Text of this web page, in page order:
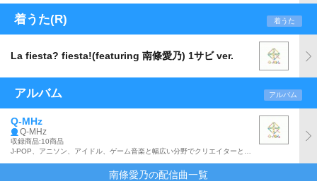
着うた(R) 着うた
La fiesta? fiesta!(featuring 南條愛乃) 1サビ ver.
アルバム アルバム
Q-MHz
Q-MHz
収録商品:10商品
南條愛乃の配信曲一覧